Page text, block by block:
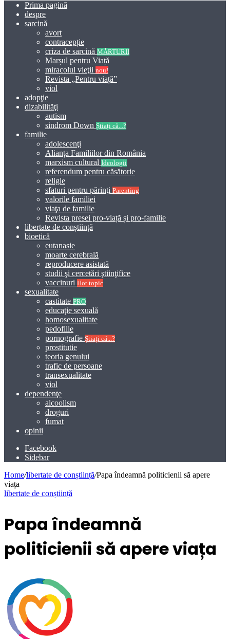
Prima pagină
despre
sarcină
avort
contracepție
criza de sarcină MĂRTURII
Marșul pentru Viață
miracolul vieţii nou!
Revista „Pentru viață”
viol
adopţie
dizabilităţi
autism
sindrom Down Știați că...?
familie
adolescenţi
Alianța Familiilor din România
marxism cultural Ideologii
referendum pentru căsătorie
religie
sfaturi pentru părinţi Parenting
valorile familiei
viaţa de familie
Revista presei pro-viață și pro-familie
libertate de conștiință
bioetică
eutanasie
moarte cerebrală
reproducere asistată
studii şi cercetări ştiinţifice
vaccinuri Hot topic
sexualitate
castitate PRO
educaţie sexuală
homosexualitate
pedofilie
pornografie Știați că...?
prostitutie
teoria genului
trafic de persoane
transexualitate
viol
dependenţe
alcoolism
droguri
fumat
opinii
Facebook
Sidebar
Home/libertate de conștiință/Papa îndeamnă politicienii să apere
viața
libertate de conștiință
Papa îndeamnă
politicienii să apere viața